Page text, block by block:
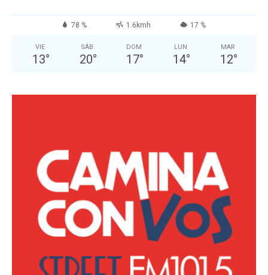
78 % 1.6kmh 17 %
VIE
13°
SÁB
20°
DOM
17°
LUN
14°
MAR
12°